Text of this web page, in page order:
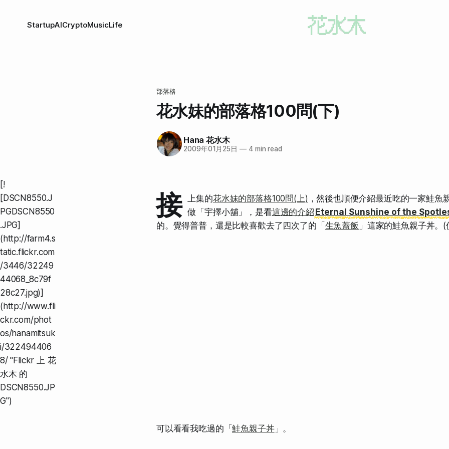
StartupAICryptoMusicLife
部落格
花水妹的部落格100問(下)
Hana 花水木
2009年01月25日 —4 min read
[!
[DSCN8550.J
PGDSCN8550
.JPG]
(http://farm4.s
tatic.flickr.com
/3446/32249
44068_8c79f
28c27.jpg)]
(http://www.fli
ckr.com/phot
os/hanamitsuk
i/322494406
8/ "Flickr 上 花
水木 的
DSCN8550.JP
G")
接 上集的花水妹的部落格100問(上) ，然後也順便介紹最近吃的一家鮭魚
做「宇擇小舖」，是看這邊的介紹 Eternal Sunshine of the
的。覺得普普，還是比較喜歡去了四次了的「 生魚蓋飯 」這家的鮭魚親子丼。
可以看看我吃過的「鮭魚親子丼」。